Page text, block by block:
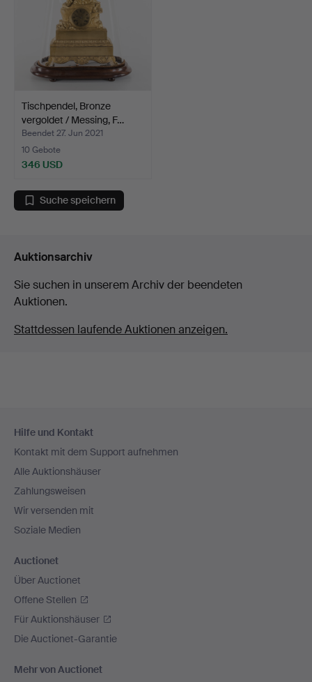
Tischpendel, Bronze
vergoldet / Messing, F…
Beendet 27. Jun 2021
10 Gebote
346 USD
Suche speichern
Auktionsarchiv
Sie suchen in unserem Archiv der beendeten
Auktionen.
Stattdessen laufende Auktionen anzeigen.
Navigation
Hilfe und Kontakt
Kontakt mit dem Support aufnehmen
Alle Auktionshäuser
Zahlungsweisen
Wir versenden mit
Soziale Medien
Auctionet
Über Auctionet
Offene Stellen
Für Auktionshäuser
Die Auctionet-Garantie
Mehr von Auctionet